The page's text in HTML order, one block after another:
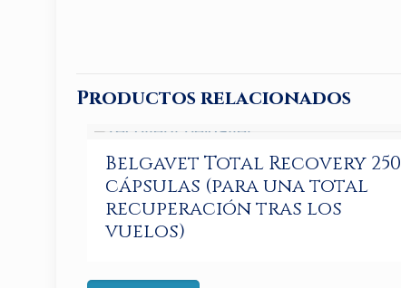
Productos relacionados
Belgavet Total Recovery 250
cápsulas (para una total
recuperación tras los
vuelos)